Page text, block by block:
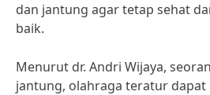
dan jantung agar tetap sehat
baik.
Menurut dr. Andri Wijaya,
jantung, olahraga teratur dapat